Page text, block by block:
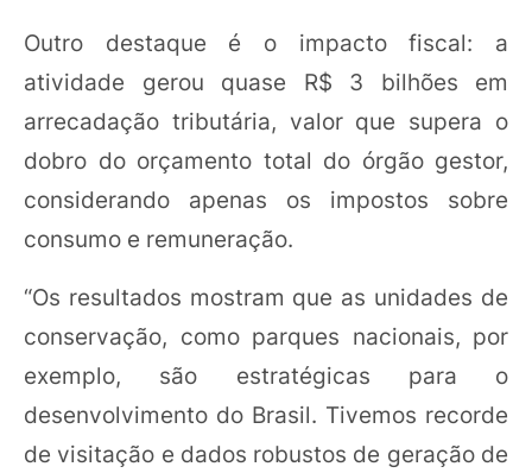
Outro destaque é o impacto fiscal: a
atividade gerou quase R$ 3 bilhões em
arrecadação tributária, valor que supera o
dobro do orçamento total do órgão gestor,
considerando apenas os impostos sobre
consumo e remuneração.
“Os resultados mostram que as unidades de
conservação, como parques nacionais, por
exemplo, são estratégicas para o
desenvolvimento do Brasil. Tivemos recorde
de visitação e dados robustos de geração de